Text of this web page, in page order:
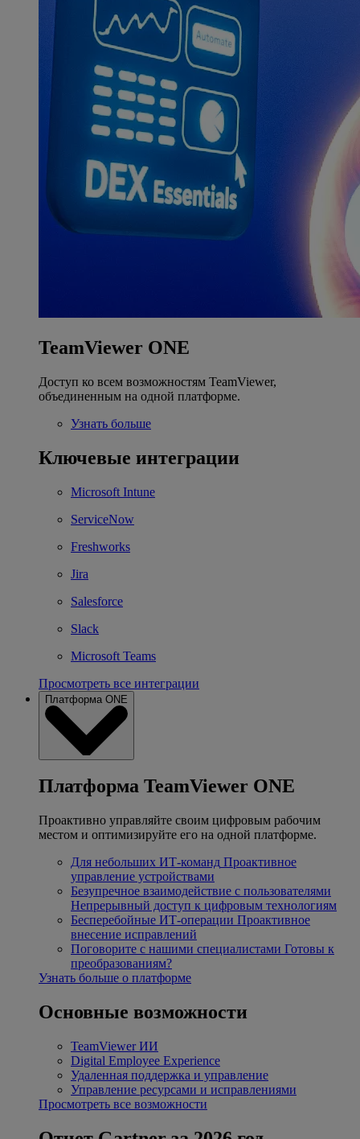
TeamViewer ONE
Доступ ко всем возможностям TeamViewer,
объединенным на одной платформе.
Узнать больше
Ключевые интеграции
Microsoft Intune
ServiceNow
Freshworks
Jira
Salesforce
Slack
Microsoft Teams
Просмотреть все интеграции
Платформа ONE
Платформа TeamViewer ONE
Проактивно управляйте своим цифровым рабочим
местом и оптимизируйте его на одной платформе.
Для небольших ИТ-команд Проактивное
управление устройствами
Безупречное взаимодействие с пользователями
Непрерывный доступ к цифровым технологиям
Бесперебойные ИТ-операции Проактивное
внесение исправлений
Поговорите с нашими специалистами Готовы к
преобразованиям?
Узнать больше о платформе
Основные возможности
TeamViewer ИИ
Digital Employee Experience
Удаленная поддержка и управление
Управление ресурсами и исправлениями
Просмотреть все возможности